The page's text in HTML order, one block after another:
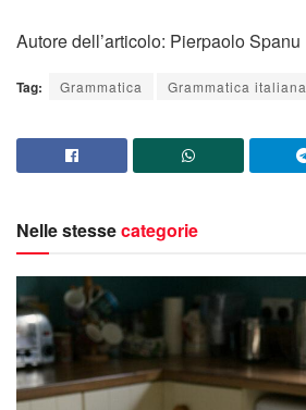
Autore dell’articolo: Pierpaolo Spanu
Tag: Grammatica Grammatica italiana
Nelle stessecategorie